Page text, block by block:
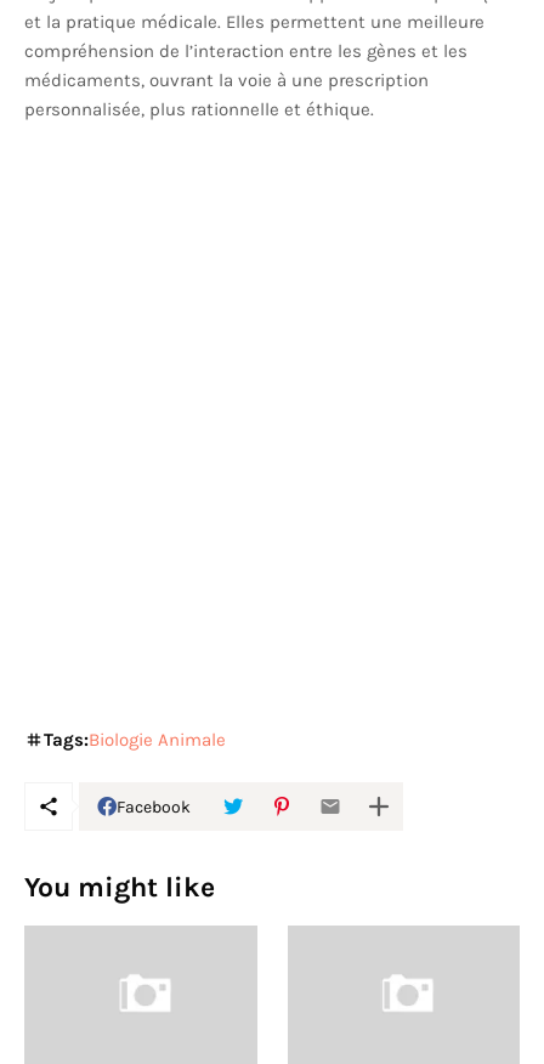
et la pratique médicale. Elles permettent une meilleure
compréhension de l’interaction entre les gènes et les
médicaments, ouvrant la voie à une prescription
personnalisée, plus rationnelle et éthique.
Tags:Biologie Animale
Facebook
You might like